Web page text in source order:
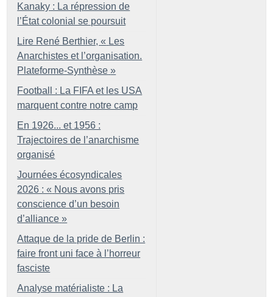
Kanaky : La répression de
l’État colonial se poursuit
Lire René Berthier, « Les
Anarchistes et l’organisation.
Plateforme-Synthèse »
Football : La FIFA et les USA
marquent contre notre camp
En 1926... et 1956 :
Trajectoires de l’anarchisme
organisé
Journées écosyndicales
2026 : « Nous avons pris
conscience d’un besoin
d’alliance »
Attaque de la pride de Berlin :
faire front uni face à l’horreur
fasciste
Analyse matérialiste : La